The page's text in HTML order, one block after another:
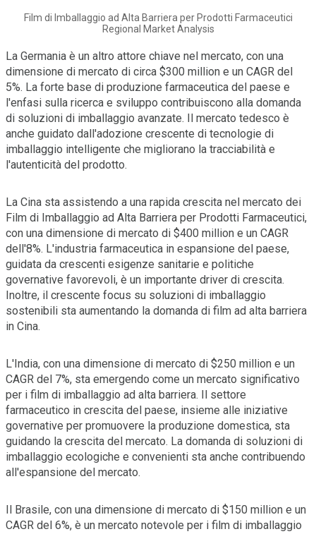
Film di Imballaggio ad Alta Barriera per Prodotti Farmaceutici
Regional Market Analysis
La Germania è un altro attore chiave nel mercato, con una
dimensione di mercato di circa $300 million e un CAGR del
5%. La forte base di produzione farmaceutica del paese e
l'enfasi sulla ricerca e sviluppo contribuiscono alla domanda
di soluzioni di imballaggio avanzate. Il mercato tedesco è
anche guidato dall'adozione crescente di tecnologie di
imballaggio intelligente che migliorano la tracciabilità e
l'autenticità del prodotto.
La Cina sta assistendo a una rapida crescita nel mercato dei
Film di Imballaggio ad Alta Barriera per Prodotti Farmaceutici,
con una dimensione di mercato di $400 million e un CAGR
dell'8%. L'industria farmaceutica in espansione del paese,
guidata da crescenti esigenze sanitarie e politiche
governative favorevoli, è un importante driver di crescita.
Inoltre, il crescente focus su soluzioni di imballaggio
sostenibili sta aumentando la domanda di film ad alta barriera
in Cina.
L'India, con una dimensione di mercato di $250 million e un
CAGR del 7%, sta emergendo come un mercato significativo
per i film di imballaggio ad alta barriera. Il settore
farmaceutico in crescita del paese, insieme alle iniziative
governative per promuovere la produzione domestica, sta
guidando la crescita del mercato. La domanda di soluzioni di
imballaggio ecologiche e convenienti sta anche contribuendo
all'espansione del mercato.
Il Brasile, con una dimensione di mercato di $150 million e un
CAGR del 6%, è un mercato notevole per i film di imballaggio